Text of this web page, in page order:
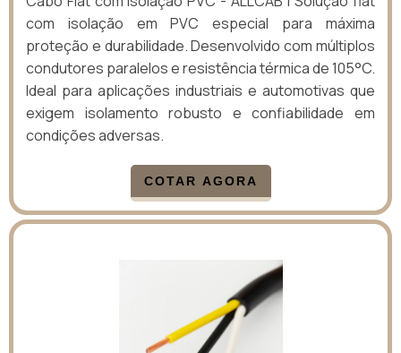
com isolação em PVC especial para máxima
proteção e durabilidade. Desenvolvido com múltiplos
condutores paralelos e resistência térmica de 105°C.
Ideal para aplicações industriais e automotivas que
exigem isolamento robusto e confiabilidade em
condições adversas.
COTAR AGORA